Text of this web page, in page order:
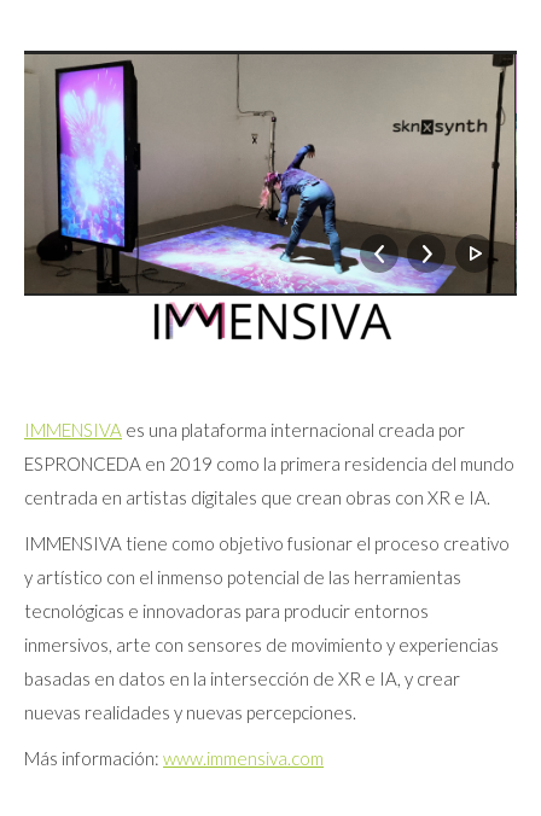
IMMENSIVA es una plataforma internacional creada por
ESPRONCEDA en 2019 como la primera residencia del mundo
centrada en artistas digitales que crean obras con XR e IA.
IMMENSIVA tiene como objetivo fusionar el proceso creativo
y artístico con el inmenso potencial de las herramientas
tecnológicas e innovadoras para producir entornos
inmersivos, arte con sensores de movimiento y experiencias
basadas en datos en la intersección de XR e IA, y crear
nuevas realidades y nuevas percepciones.
Más información: www.immensiva.com